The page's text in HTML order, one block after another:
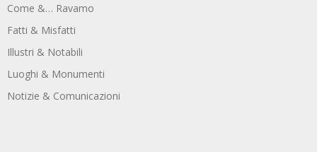
Come &… Ravamo
Fatti & Misfatti
Illustri & Notabili
Luoghi & Monumenti
Notizie & Comunicazioni